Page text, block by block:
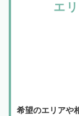
エ
希望のエリアや